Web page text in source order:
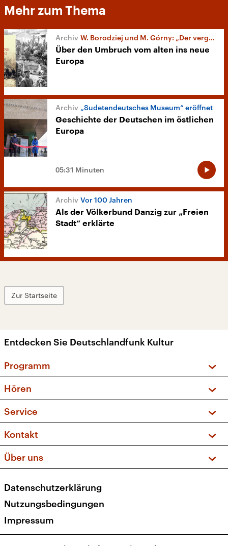
Mehr zum Thema
W. Borodziej und M. Górny: „Der vergessene Weltkrieg“
Über den Umbruch vom alten ins neue
Europa
„Sudetendeutsches Museum“ eröffnet
Geschichte der Deutschen im östlichen
Europa
05:31 Minuten
Vor 100 Jahren
Als der Völkerbund Danzig zur „Freien
Stadt“ erklärte
Zur Startseite
Entdecken Sie Deutschlandfunk Kultur
Programm
Sendungen und Podcasts
Musikliste
Kakadu – Das Kinderprogramm
Hören
Frequenzen (UKW + DAB+)
Service
FAQ
Apps
Newsletter
Veranstaltungen
Kontakt
Social Media
Über uns
Presse
Karriere
Transparenz
Datenschutzerklärung
Nutzungsbedingungen
Impressum